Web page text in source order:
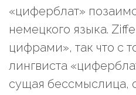
«циферблат»
немецкого языка.
цифрами», так что с
лингвиста
сущая бессмыслица,